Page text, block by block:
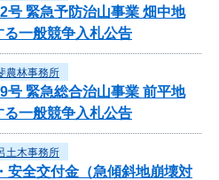
号 緊急予防治山事業 畑中地
る一般競争入札公告
農林事務所
号 緊急総合治山事業 前平地
る一般競争入札公告
土木事務所
安全交付金（急傾斜地崩壊対